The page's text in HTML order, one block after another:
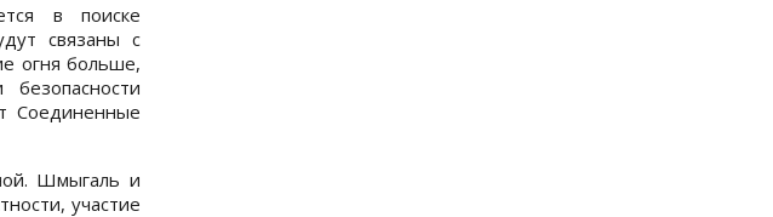
в поиске
связаны с
огня больше,
Соединенные
Шмыгаль и
участие